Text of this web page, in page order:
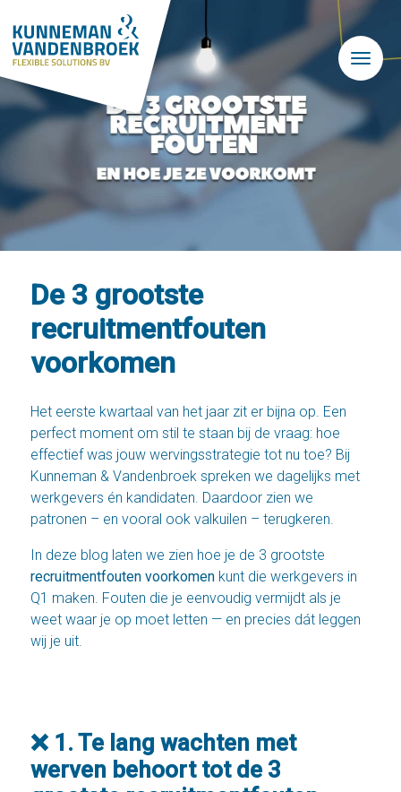
De 3 grootste
recruitmentfouten
voorkomen
Het eerste kwartaal van het jaar zit er bijna op. Een
perfect moment om stil te staan bij de vraag: hoe
effectief was jouw wervingsstrategie tot nu toe? Bij
Kunneman & Vandenbroek spreken we dagelijks met
werkgevers én kandidaten. Daardoor zien we
patronen – en vooral ook valkuilen – terugkeren.
In deze blog laten we zien hoe je de 3 grootste
recruitmentfouten voorkomenkunt die werkgevers in
Q1 maken. Fouten die je eenvoudig vermijdt als je
weet waar je op moet letten — en precies dát leggen
wij je uit.
❌ 1. Te lang wachten met
werven behoort tot de 3